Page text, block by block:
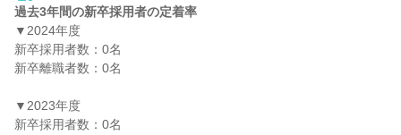
過去3年間の新卒採用者の定着率
▼2024年度
新卒採用者数：0名
新卒離職者数：0名
▼2023年度
新卒採用者数：0名